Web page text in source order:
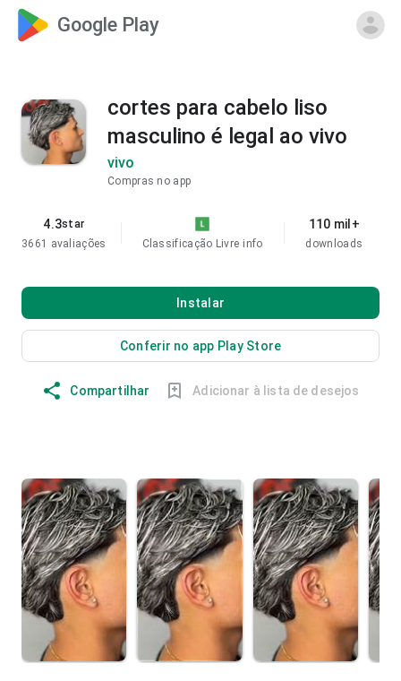
Google Play
cortes para cabelo liso
masculino é legal ao vivo
vivo
Compras no app
4.3star
3661 avaliações
Classificação Livre info
110 mil+
downloads
Instalar
Conferir no app Play Store
Compartilhar Adicionar à lista de desejos